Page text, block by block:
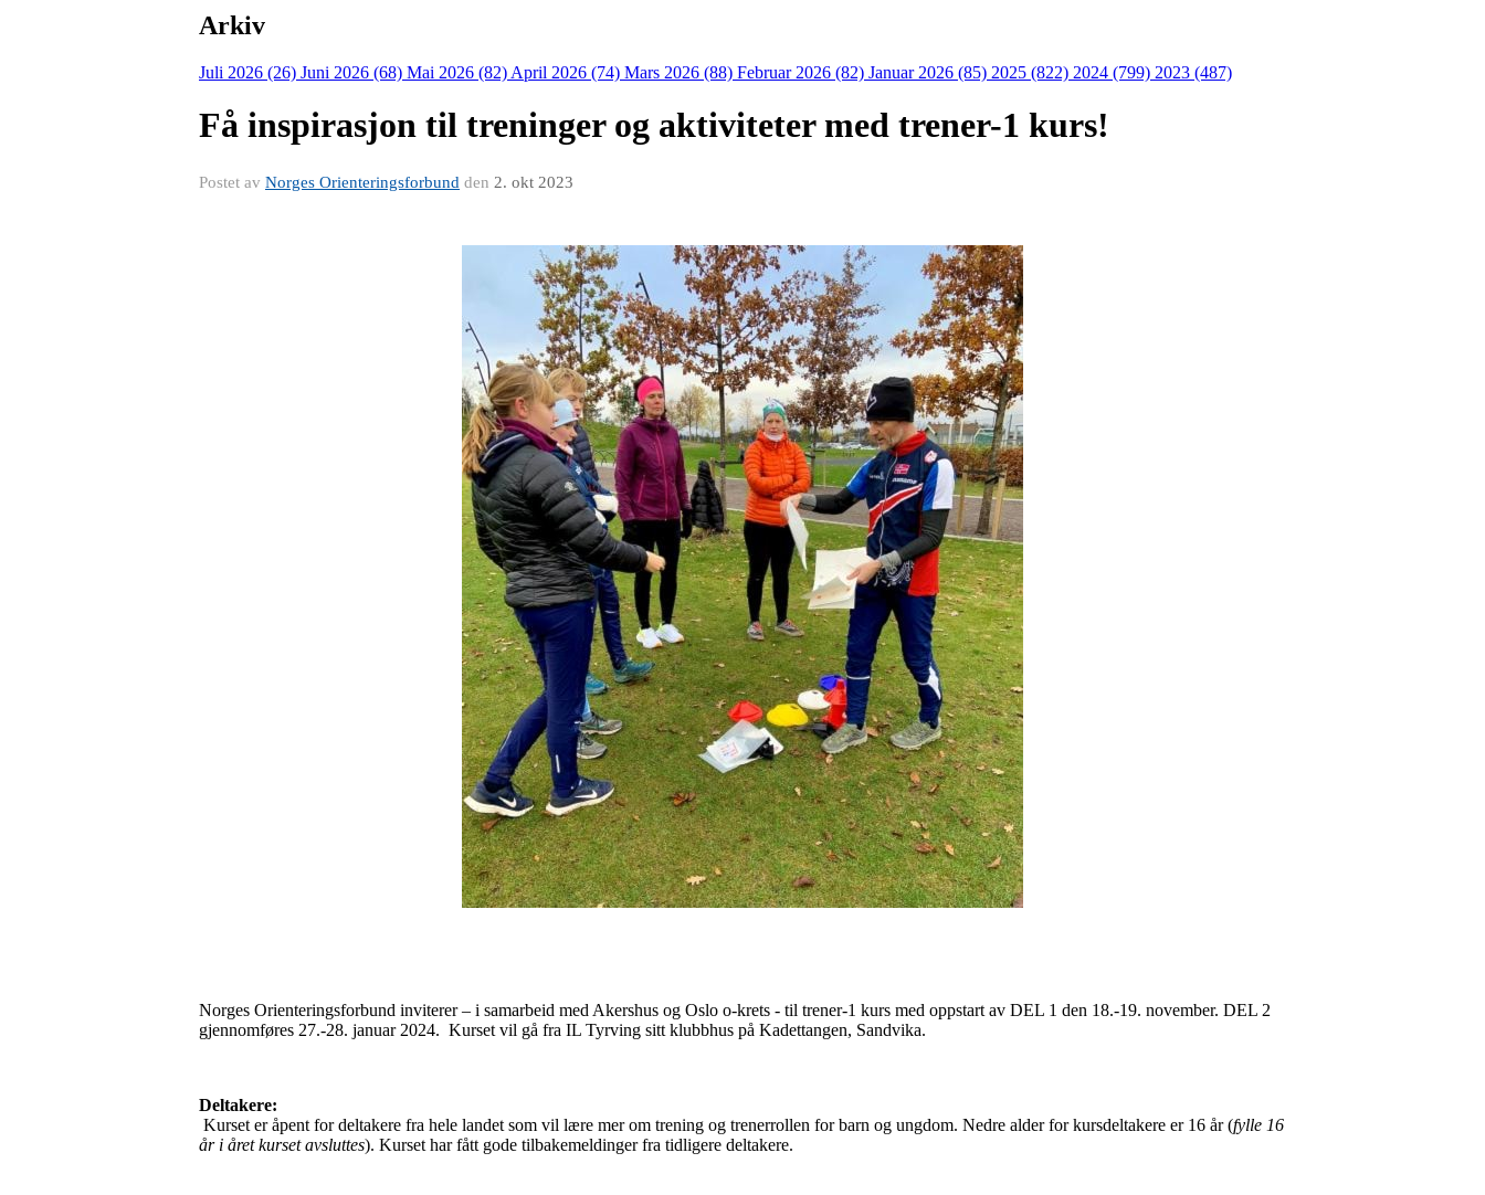
Arkiv
Juli 2026 (26) Juni 2026 (68) Mai 2026 (82) April 2026 (74) Mars 2026 (88) Februar 2026 (82) Januar 2026 (85) 2025 (822) 2024 (799) 2023 (487)
Få inspirasjon til treninger og aktiviteter med trener-1 kurs!
Postet av Norges Orienteringsforbund den 2. okt 2023
Norges Orienteringsforbund inviterer – i samarbeid med Akershus og Oslo o-krets - til trener-1 kurs med oppstart av DEL 1 den 18.-19. november. DEL 2
gjennomføres 27.-28. januar 2024. Kurset vil gå fra IL Tyrving sitt klubbhus på Kadettangen, Sandvika.
Deltakere:
Kurset er åpent for deltakere fra hele landet som vil lære mer om trening og trenerrollen for barn og ungdom. Nedre alder for kursdeltakere er 16 år (fylle 16
år i året kurset avsluttes). Kurset har fått gode tilbakemeldinger fra tidligere deltakere.